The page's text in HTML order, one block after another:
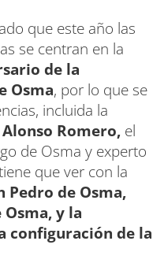
que este año las
se centran en la
de la
Osma, por lo que se
incluida la
Alonso Romero, el
de Osma y experto
que ver con la
Pedro de Osma,
y la
configuración de la